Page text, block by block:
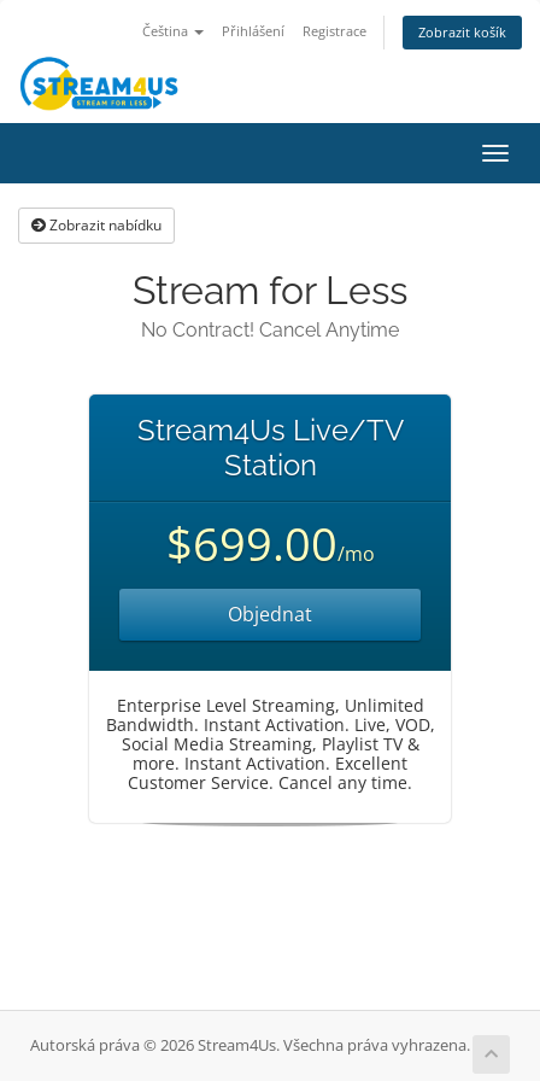
Čeština Přihlášení Registrace Zobrazit košík
Zobrazit nabídku
Stream for Less
No Contract! Cancel Anytime
Stream4Us Live/TV
Station
$699.00/mo
Objednat
Enterprise Level Streaming, Unlimited
Bandwidth. Instant Activation. Live, VOD,
Social Media Streaming, Playlist TV &
more. Instant Activation. Excellent
Customer Service. Cancel any time.
Autorská práva © 2026 Stream4Us. Všechna práva vyhrazena.